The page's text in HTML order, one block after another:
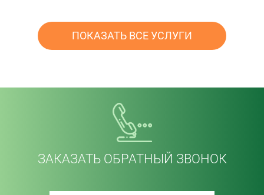
ПОКАЗАТЬ ВСЕ УСЛУГИ
ЗАКАЗАТЬ ОБРАТНЫЙ ЗВОНОК